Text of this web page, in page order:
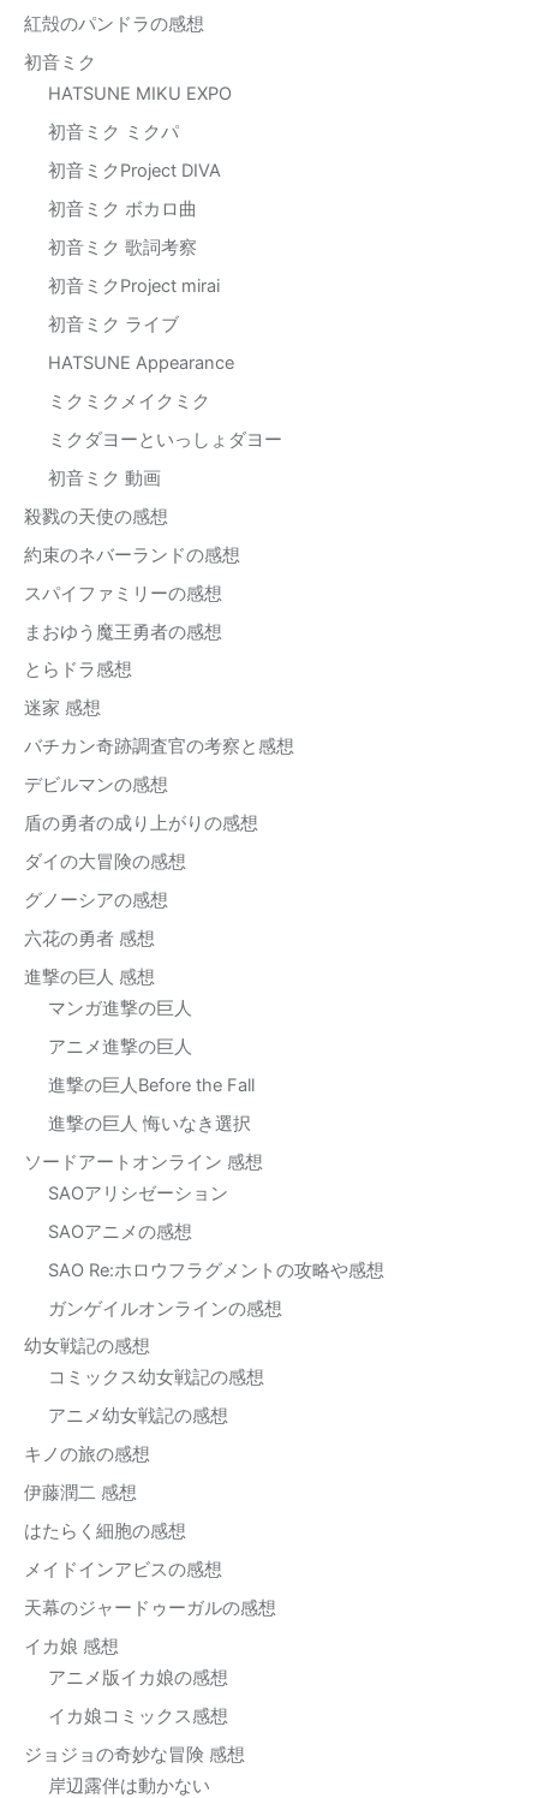
紅殻のパンドラの感想
初音ミク
HATSUNE MIKU EXPO
初音ミク ミクパ
初音ミクProject DIVA
初音ミク ボカロ曲
初音ミク 歌詞考察
初音ミクProject mirai
初音ミク ライブ
HATSUNE Appearance
ミクミクメイクミク
ミクダヨーといっしょダヨー
初音ミク 動画
殺戮の天使の感想
約束のネバーランドの感想
スパイファミリーの感想
まおゆう魔王勇者の感想
とらドラ感想
迷家 感想
バチカン奇跡調査官の考察と感想
デビルマンの感想
盾の勇者の成り上がりの感想
ダイの大冒険の感想
グノーシアの感想
六花の勇者 感想
進撃の巨人 感想
マンガ進撃の巨人
アニメ進撃の巨人
進撃の巨人Before the Fall
進撃の巨人 悔いなき選択
ソードアートオンライン 感想
SAOアリシゼーション
SAOアニメの感想
SAO Re:ホロウフラグメントの攻略や感想
ガンゲイルオンラインの感想
幼女戦記の感想
コミックス幼女戦記の感想
アニメ幼女戦記の感想
キノの旅の感想
伊藤潤二 感想
はたらく細胞の感想
メイドインアビスの感想
天幕のジャードゥーガルの感想
イカ娘 感想
アニメ版イカ娘の感想
イカ娘コミックス感想
ジョジョの奇妙な冒険 感想
岸辺露伴は動かない